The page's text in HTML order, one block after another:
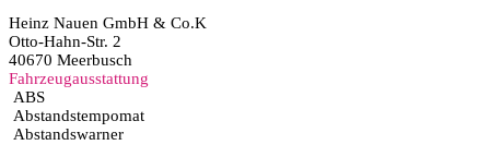
Heinz Nauen GmbH & Co.K
Otto-Hahn-Str. 2
40670 Meerbusch
Fahrzeugausstattung
ABS
Abstandstempomat
Abstandswarner